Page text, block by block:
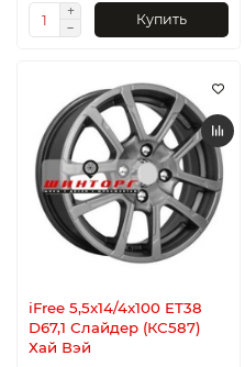
Купить
iFree 5,5x14/4x100 ET38
D67,1 Слайдер (КС587)
Хай Вэй